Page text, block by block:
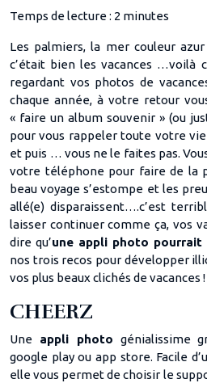
Temps de lecture : 2 minutes
Les palmiers, la mer couleur
c’était bien les vacances …voilà
regardant vos photos de
chaque année, à votre retour
« faire un album souvenir » (ou
pour vous rappeler toute votre
et puis … vous ne le faites pas.
votre téléphone pour faire de la
beau voyage s’estompe et les
allé(e) disparaissent….c’est
laisser continuer comme ça, vos
dire qu’une appli photo pourrait
nos trois recos pour développer
vos plus beaux clichés de vacances !
CHEERZ
Une appli photo génialissime
google play ou app store. Facile
elle vous permet de choisir le